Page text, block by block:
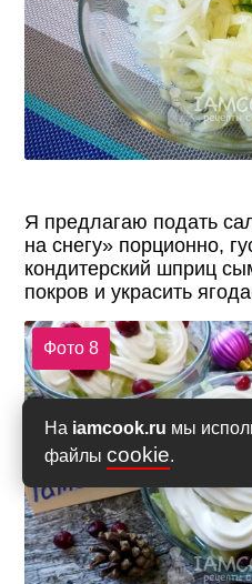
На iamcook.ru мы
файлы cookie.
Я предлагаю подать
на снегу» порционно,
кондитерский шприц
покров и украсить
Фото 8